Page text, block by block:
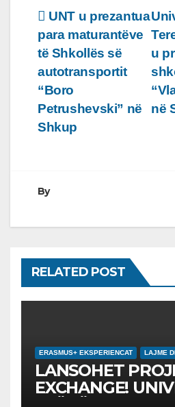
Lëvizje
te
postimet
u
në
UNT u prezantua
para maturantëve
të Shkollës së
autotransportit
“Boro
Petrushevski” në
Shkup
By
RELATED POST
ERASMUS+ EKSPERIENCAT LAJME
LANSOHET
EXCHANGE!